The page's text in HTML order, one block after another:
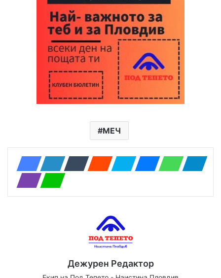
МЕЧ
Дежурен Редактор